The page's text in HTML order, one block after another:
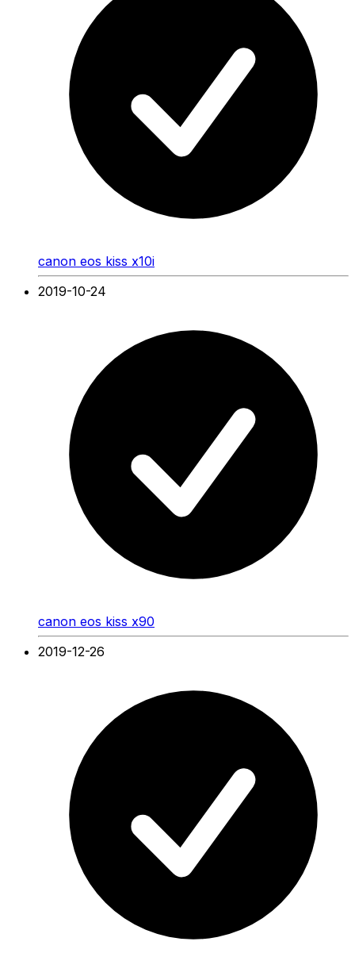
canon eos kiss x10i
2019-10-24
canon eos kiss x90
2019-12-26